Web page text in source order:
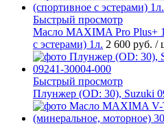
Быстрый просмотр
Масло MAXIMA Pro Plus+
с эстерами) 1л. 2 600 руб. /
Быстрый просмотр
Плунжер (OD: 30), Suzuki